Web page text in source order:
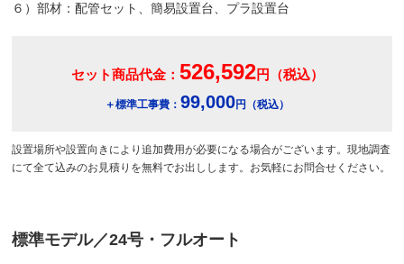
６）部材：配管セット、簡易設置台、プラ設置台
セット商品代金： 526,592円（税込）
＋標準工事費：99,000円（税込）
設置場所や設置向きにより追加費用が必要になる場合がございます。現地調査
にて全て込みのお見積りを無料でお出しします。お気軽にお問合せください。
標準モデル／24号・フルオート